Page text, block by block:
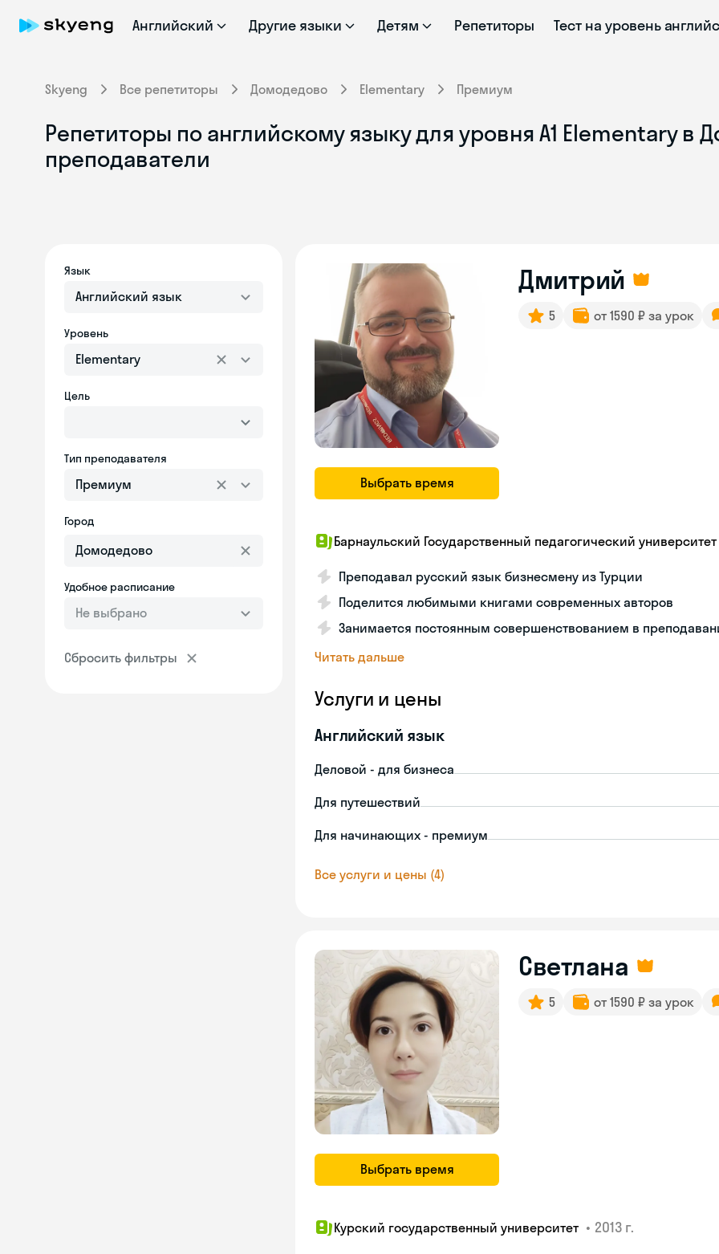
Английский Другие языки Детям Репетиторы Тест на уровень
Skyeng Все репетиторы Домодедово Elementary Премиум
Репетиторы по английскому языку для уровня A1 Elementary
преподаватели
Язык
Английский язык
Уровень
Elementary
Цель
Тип преподавателя
Премиум
Город
Удобное расписание
Не выбрано
Сбросить фильтры
Выбрать время
Дмитрий
5 от 1590 ₽ за урок
Барнаульский Государственный педагогический университет
Преподавал русский язык бизнесмену из Турции
Поделится любимыми книгами современных авторов
Занимается постоянным совершенствованием в
Читать дальше
Услуги и цены
Английский язык
Деловой - для бизнеса
Для путешествий
Для начинающих - премиум
Все услуги и цены (4)
Выбрать время
Светлана
5 от 1590 ₽ за урок
Курский государственный университет • 2013 г.